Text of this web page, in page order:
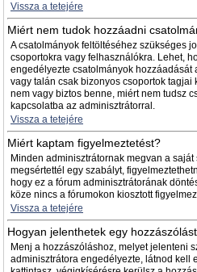
Vissza a tetejére
Miért nem tudok hozzáadni
A csatolmányok feltöltéséhez szükséges
csoportokra vagy felhasználókra. Lehet,
engedélyezte csatolmányok hozzáadását
vagy talán csak bizonyos csoportok tagjai
nem vagy biztos benne, miért nem tudsz
kapcsolatba az adminisztrátorral.
Vissza a tetejére
Miért kaptam figyelmeztetést?
Minden adminisztrátornak megvan a
megsértettél egy szabályt,
hogy ez a fórum adminisztrátorának
köze nincs a fórumokon kiosztott
Vissza a tetejére
Hogyan jelenthetek egy
Menj a hozzászóláshoz, melyet jelenteni
adminisztrátora engedélyezte, látnod kell